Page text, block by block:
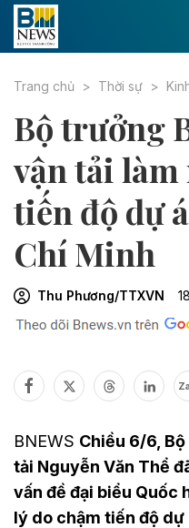
Trang chủ Thời sự
Bộ trưởng
vận tải làm
tiến độ dự
Chí Minh
Thu Phương/TTXVN
BNEWS Chiều 6/6,
tải Nguyễn Văn Thể
vấn đề đại biểu Quốc
lý do chậm tiến độ dự